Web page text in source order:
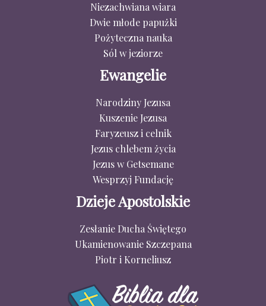
Niezachwiana wiara
Dwie młode papużki
Pożyteczna nauka
Sól w jeziorze
Ewangelie
Narodziny Jezusa
Kuszenie Jezusa
Faryzeusz i celnik
Jezus chlebem życia
Jezus w Getsemane
Wesprzyj Fundację
Dzieje Apostolskie
Zesłanie Ducha Świętego
Ukamienowanie Szczepana
Piotr i Korneliusz